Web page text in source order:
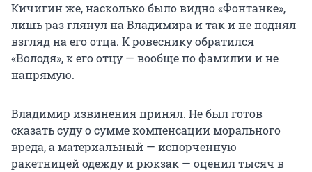
Кичигин же, насколько было видно «Фонтанке»,
лишь раз глянул на Владимира и так и не поднял
взгляд на его отца. К ровеснику обратился
«Володя», к его отцу — вообще по фамилии и не
напрямую.
Владимир извинения принял. Не был готов
сказать суду о сумме компенсации морального
вреда, а материальный — испорченную
ракетницей одежду и рюкзак — оценил тысяч в